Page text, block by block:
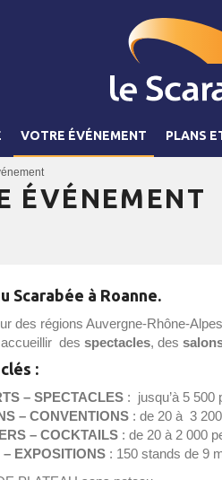
VOTRE ÉVÉNEMENT PLANS
ÉVÉNEMENT
Scarabée à Roanne.
des régions Auvergne-Rhône-
des spectacles, des
:
– SPECTACLES: jusqu’à 5 500
– CONVENTIONS: de 20 à 3
– COCKTAILS: de 20 à 2 000
EXPOSITIONS: 150 stands de 9